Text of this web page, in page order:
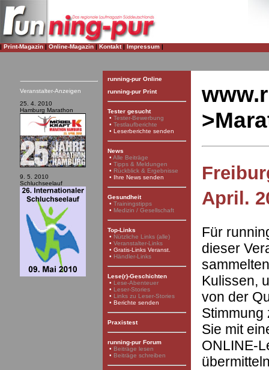
| Print-Magazin | Online-Magazin | Kontakt| Impressum |
Veranstalter-Anzeigen
25. 4. 2010
Hamburg Marathon
9. 5. 2010
Schluchseelauf
running-pur Online
running-pur Print
Tester gesucht
• Tester-Bewerbung
• Testlaufberichte
• Leserberichte senden
News
• Alle Beiträge
• Tipps & Meldungen
• Rückblick & Ergebnisse
• Ihre News senden
Gesundheit
• Trainingstipps
• Medizin / Gesellschaft
Top-Links
• Nützliche Links (alle)
• Veranstalter-Links
• Gratis-Links Veranst.
• Händler-Links
Lese(r)-Geschichten
• Lese-Abenteuer
• Leser-Stories
• Links zu Leser-Stories
• Berichte senden
Praxistest
running-pur Forum
• Beiträge lesen
• Beiträge schreiben
April.
Für
dieser
Kulissen,
von der
Stimmung
Sie mit
ONLINE-